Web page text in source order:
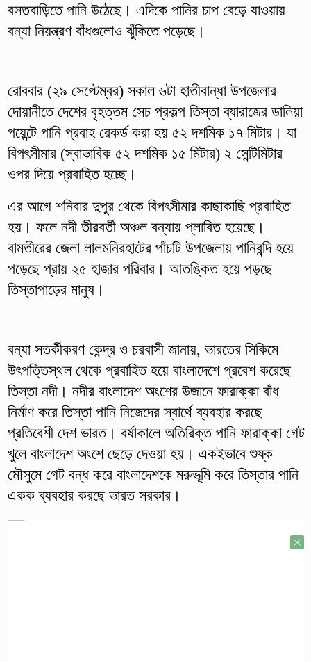
বসতবাড়িতে পানি উঠেছে। এদিকে পানির চাপ বেড়ে যাওয়ায়
বন্যা নিয়ন্ত্রণ বাঁধগুলোও ঝুঁকিতে পড়েছে।
রোববার (২৯ সেপ্টেম্বর) সকাল ৬টা হাতীবান্ধা উপজেলার
দোয়ানীতে দেশের বৃহত্তম সেচ প্রকল্প তিস্তা ব্যারাজের ডালিয়া
পয়েন্টে পানি প্রবাহ রেকর্ড করা হয় ৫২ দশমিক ১৭ মিটার। যা
বিপৎসীমার (স্বাভাবিক ৫২ দশমিক ১৫ মিটার) ২ সেন্টিমিটার
ওপর দিয়ে প্রবাহিত হচ্ছে।
এর আগে শনিবার দুপুর থেকে বিপৎসীমার কাছাকাছি প্রবাহিত
হয়। ফলে নদী তীরবর্তী অঞ্চল বন্যায় প্লাবিত হয়েছে।
বামতীরের জেলা লালমনিরহাটের পাঁচটি উপজেলায় পানিবন্দি হয়ে
পড়েছে প্রায় ২৫ হাজার পরিবার। আতঙ্কিত হয়ে পড়ছে
তিস্তাপাড়ের মানুষ।
বন্যা সতর্কীকরণ কেন্দ্র ও চরবাসী জানায়, ভারতের সিকিমে
উৎপত্তিস্থল থেকে প্রবাহিত হয়ে বাংলাদেশে প্রবেশ করেছে
তিস্তা নদী। নদীর বাংলাদেশ অংশের উজানে ফারাক্কা বাঁধ
নির্মাণ করে তিস্তা পানি নিজেদের স্বার্থে ব্যবহার করছে
প্রতিবেশী দেশ ভারত। বর্ষাকালে অতিরিক্ত পানি ফারাক্কা গেট
খুলে বাংলাদেশ অংশে ছেড়ে দেওয়া হয়। একইভাবে শুষ্ক
মৌসুমে গেট বন্ধ করে বাংলাদেশকে মরুভূমি করে তিস্তার পানি
একক ব্যবহার করছে ভারত সরকার।